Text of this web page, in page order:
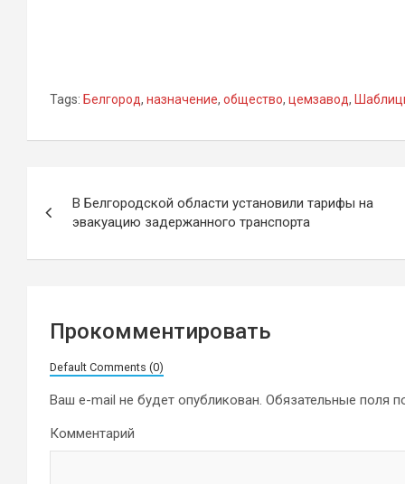
Tags: Белгород, назначение, общество, цемзавод,
по
записям
В Белгородской области установили тарифы на
эвакуацию задержанного транспорта
Прокомментировать
Default Comments (0)
Ваш e-mail не будет опубликован. Обязательные поля
Комментарий